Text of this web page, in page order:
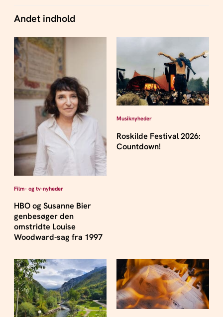
Andet indhold
Film- og tv-nyheder
HBO og Susanne Bier
genbesøger den
omstridte Louise
Woodward-sag fra 1997
Musiknyheder
Roskilde Festival 2026:
Countdown!